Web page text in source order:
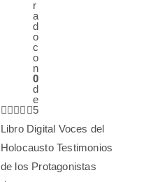
r
a
d
o
c
o
n
0
d
e
5
Libro Digital Voces del
Holocausto Testimonios
de los Protagonistas